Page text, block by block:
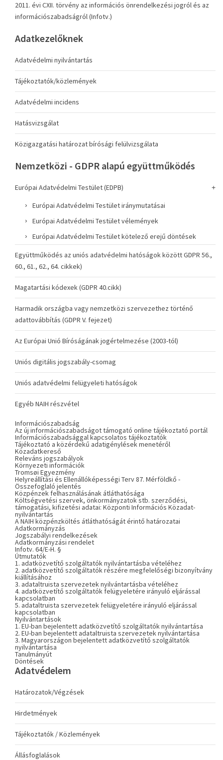
2011. évi CXII. törvény az információs önrendelkezési jogról és az
információszabadságról (Infotv.)
Adatkezelőknek
Adatvédelmi nyilvántartás
Tájékoztatók/közlemények
Adatvédelmi incidens
Hatásvizsgálat
Közigazgatási határozat bírósági felülvizsgálata
Nemzetközi - GDPR alapú együttműködés
Európai Adatvédelmi Testület (EDPB)
Európai Adatvédelmi Testület iránymutatásai
Európai Adatvédelmi Testület vélemények
Európai Adatvédelmi Testület kötelező erejű döntések
Együttműködés az uniós adatvédelmi hatóságok között GDPR 56.,
60., 61., 62., 64. cikkek)
Magatartási kódexek (GDPR 40.cikk)
Harmadik országba vagy nemzetközi szervezethez történő
adattovábbítás (GDPR V. fejezet)
Az Európai Unió Bíróságának jogértelmezése (2003-tól)
Uniós digitális jogszabály-csomag
Uniós adatvédelmi felügyeleti hatóságok
Egyéb NAIH részvétel
Információszabadság
Az új információszabadságot támogató online tájékoztató portál
Információszabadsággal kapcsolatos tájékoztatók
Tájékoztató a közérdekű adatigénylések menetéről
Közadatkereső
Releváns jogszabályok
Környezeti információk
Tromsøi Egyezmény
Helyreállítási és Ellenállóképességi Terv 87. Mérföldkő -
Összefoglaló jelentés
Közpénzek felhasználásának átláthatósága
Költségvetési szervek, önkormányzatok stb. szerződési,
támogatási, kifizetési adatai: Központi Információs Közadat-
nyilvántartás
A NAIH közpénzköltés átláthatóságát érintő határozatai
Adatkormányzás
Jogszabályi rendelkezések
Adatkormányzási rendelet
Infotv. 64/E-H. §
Útmutatók
1. adatközvetítő szolgáltatók nyilvántartásba vételéhez
2. adatközvetítő szolgáltatók részére megfelelőségi bizonyítvány
kiállításához
3. adataltruista szervezetek nyilvántartásba vételéhez
4. adatközvetítő szolgáltatók felügyeletére irányuló eljárással
kapcsolatban
5. adataltruista szervezetek felügyeletére irányuló eljárással
kapcsolatban
Nyilvántartások
1. EU-ban bejelentett adatközvetítő szolgáltatók nyilvántartása
2. EU-ban bejelentett adataltruista szervezetek nyilvántartása
3. Magyarországon bejelentett adatközvetítő szolgáltatók
nyilvántartása
Tanulmányút
Döntések
Adatvédelem
Határozatok/Végzések
Hirdetmények
Tájékoztatók / Közlemények
Állásfoglalások